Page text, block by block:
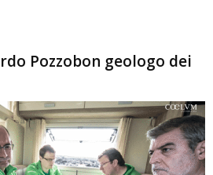
Pozzobon geologo dei